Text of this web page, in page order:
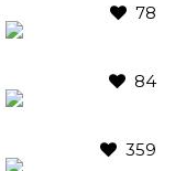
78
84
359